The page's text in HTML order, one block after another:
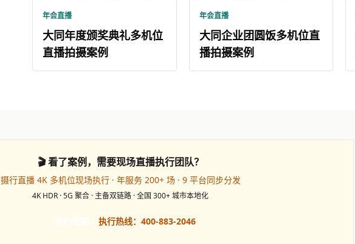
年会直播
大同年度颁奖典礼多机位
直播拍摄案例
年会直播
大同企业团圆饭多机位直
播拍摄案例
🎬 看了案例，需要现场直播执行团队？
摄行直播 4K 多机位现场执行 · 年服务 200+ 场 · 9 平台同步分发
4K HDR · 5G 聚合 · 主备双链路 · 全国 300+ 城市本地化
执行热线：400-883-2046